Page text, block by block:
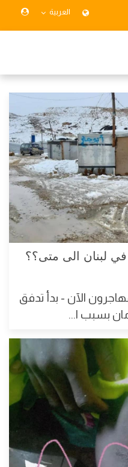
العربية
في لبنان الى متى؟؟
الآن - بدأ تدفق
بسبب ا...